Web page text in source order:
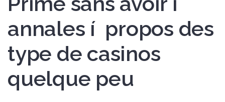
annales í propos des
type de casinos
quelque peu